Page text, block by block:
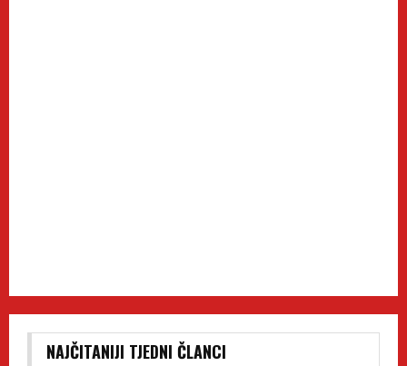
NAJČITANIJI TJEDNI ČLANCI